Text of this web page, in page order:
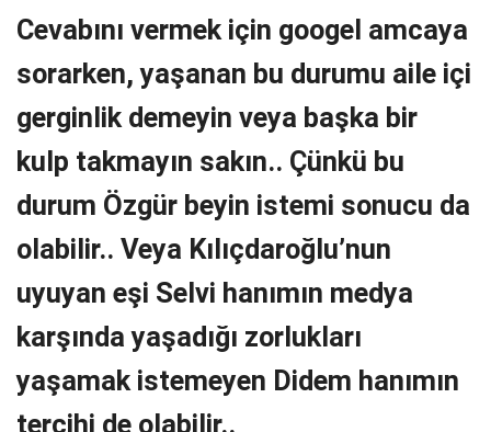
Cevabını vermek için googel amcaya
sorarken, yaşanan bu durumu aile içi
gerginlik demeyin veya başka bir
kulp takmayın sakın.. Çünkü bu
durum Özgür beyin istemi sonucu da
olabilir.. Veya Kılıçdaroğlu’nun
uyuyan eşi Selvi hanımın medya
karşında yaşadığı zorlukları
yaşamak istemeyen Didem hanımın
tercihi de olabilir..